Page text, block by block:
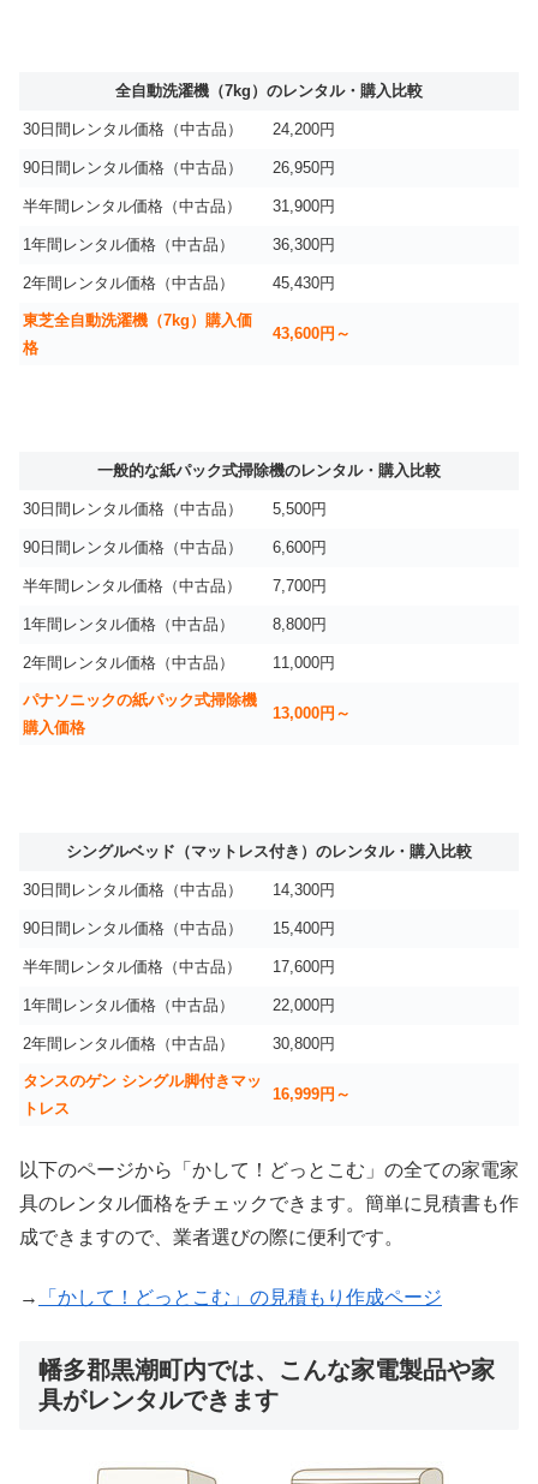
全自動洗濯機（7kg）のレンタル・購入比較
30日間レンタル価格（中古品） 24,200円
90日間レンタル価格（中古品） 26,950円
半年間レンタル価格（中古品） 31,900円
1年間レンタル価格（中古品） 36,300円
2年間レンタル価格（中古品） 45,430円
東芝全自動洗濯機（7kg）購入価
格
43,600円～
一般的な紙パック式掃除機のレンタル・購入比較
30日間レンタル価格（中古品） 5,500円
90日間レンタル価格（中古品） 6,600円
半年間レンタル価格（中古品） 7,700円
1年間レンタル価格（中古品） 8,800円
2年間レンタル価格（中古品） 11,000円
パナソニックの紙パック式掃除機
購入価格
13,000円～
シングルベッド（マットレス付き）のレンタル・購入比較
30日間レンタル価格（中古品） 14,300円
90日間レンタル価格（中古品） 15,400円
半年間レンタル価格（中古品） 17,600円
1年間レンタル価格（中古品） 22,000円
2年間レンタル価格（中古品） 30,800円
タンスのゲン シングル脚付きマッ
トレス
16,999円～
以下のページから「かして！どっとこむ」の全ての家電家
具のレンタル価格をチェックできます。簡単に見積書も作
成できますので、業者選びの際に便利です。
→ 「かして！どっとこむ」の見積もり作成ページ
幡多郡黒潮町内では、こんな家電製品や家
具がレンタルできます